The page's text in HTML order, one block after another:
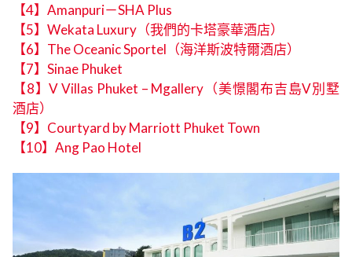
【4】Amanpuri－SHA Plus
【5】Wekata Luxury（我們的卡塔豪華酒店）
【6】The Oceanic Sportel（海洋斯波特爾酒店）
【7】Sinae Phuket
【8】V Villas Phuket – Mgallery（美憬閣布吉島V別墅
酒店）
【9】Courtyard by Marriott Phuket Town
【10】Ang Pao Hotel